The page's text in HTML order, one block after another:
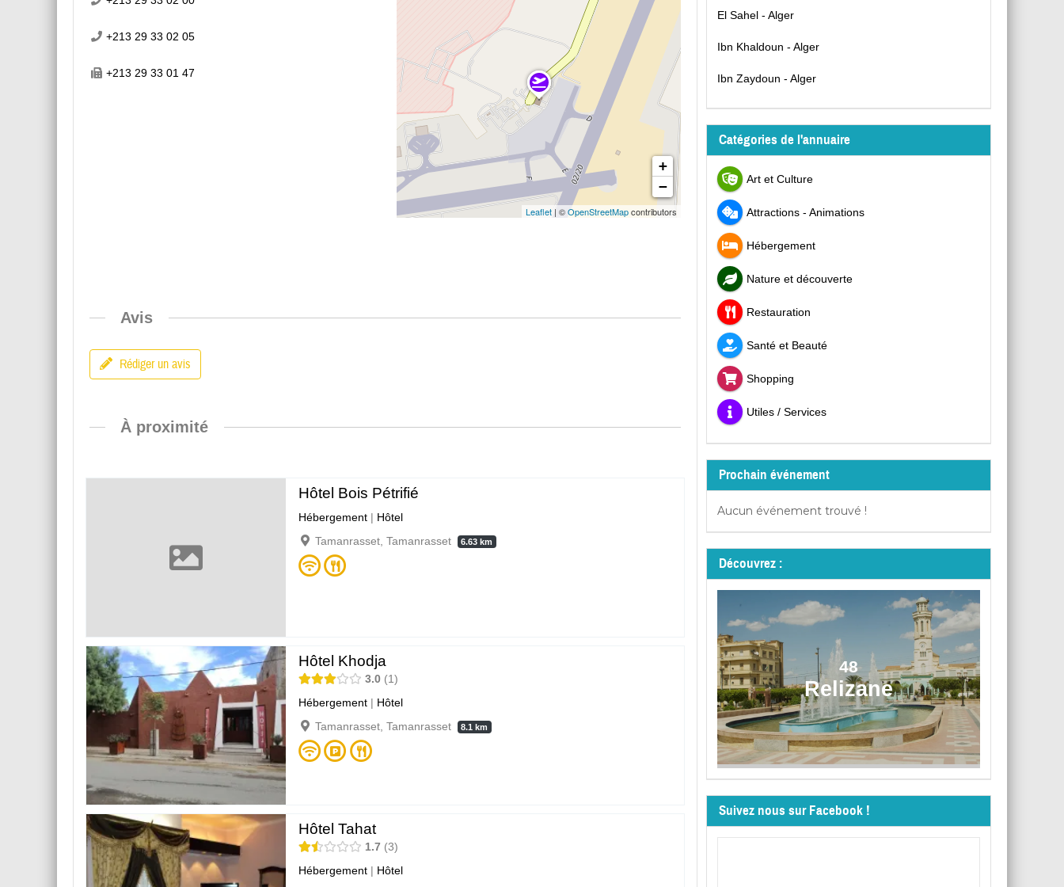
+213 29 33 02 05
+213 29 33 01 47
+
−
Leaflet| ©OpenStreetMapcontributors
Avis
Rédiger un avis
À proximité
Hôtel Bois Pétrifié
Hébergement| Hôtel
Tamanrasset, Tamanrasset
6.63 km
Hôtel Khodja
3.0 1
Hébergement| Hôtel
Tamanrasset, Tamanrasset
8.1 km
Hôtel Tahat
1.7 3
Hébergement| Hôtel
El Sahel - Alger
Ibn Khaldoun - Alger
Ibn Zaydoun - Alger
Catégories de l'annuaire
Art et Culture
Attractions - Animations
Hébergement
Nature et découverte
Restauration
Santé et Beauté
Shopping
Utiles / Services
Prochain événement
Aucun événement trouvé !
Découvrez :
48
Relizane
Suivez nous sur Facebook !